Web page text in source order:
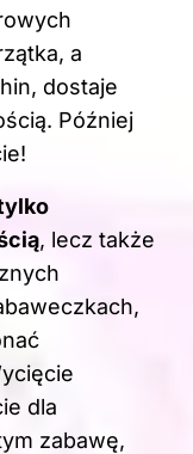
a
dostaje
Później
, lecz także
dla
zabawę,